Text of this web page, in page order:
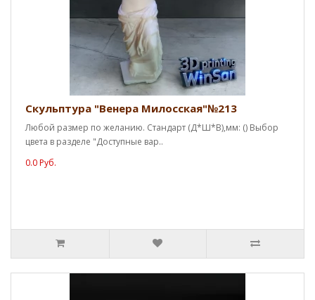
Скульптура "Венера Милосская"№213
Любой размер по желанию. Стандарт (Д*Ш*В),мм: () Выбор
цвета в разделе "Доступные вар..
0.0 Руб.